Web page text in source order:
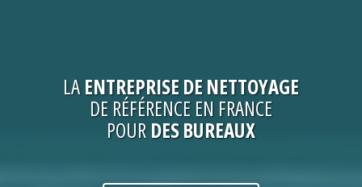
LAENTREPRISEDE NETTOYAGE
DE RÉFÉRENCE EN FRANCE
POUR DES BUREAUX